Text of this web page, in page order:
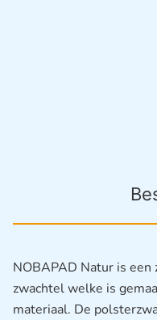
NOBAPAD Natur is
zwachtel welke is
materiaal. De